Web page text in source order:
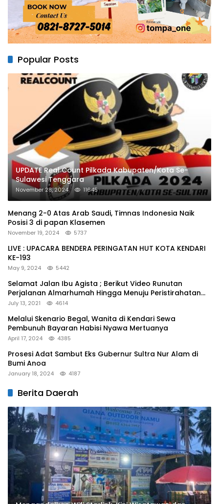
Popular Posts
UPDATE Real Count Pilkada Kabupaten/Kota Se-
Sulawesi Tenggara
November 28, 2024 11645
Menang 2-0 Atas Arab Saudi, Timnas Indonesia Naik
Posisi 3 di papan Klasemen
November 19, 2024 5737
LIVE : UPACARA BENDERA PERINGATAN HUT KOTA KENDARI
KE-193
May 9, 2024 5442
Selamat Jalan Ibu Agista ; Berikut Video Runutan
Perjalanan Almarhumah Hingga Menuju Peristirahatan
Terakhir
July 13, 2021 4614
Melalui Skenario Begal, Wanita di Kendari Sewa
Pembunuh Bayaran Habisi Nyawa Mertuanya
April 17, 2024 4385
Prosesi Adat Sambut Eks Gubernur Sultra Nur Alam di
Bumi Anoa
January 18, 2024 4187
Berita Daerah